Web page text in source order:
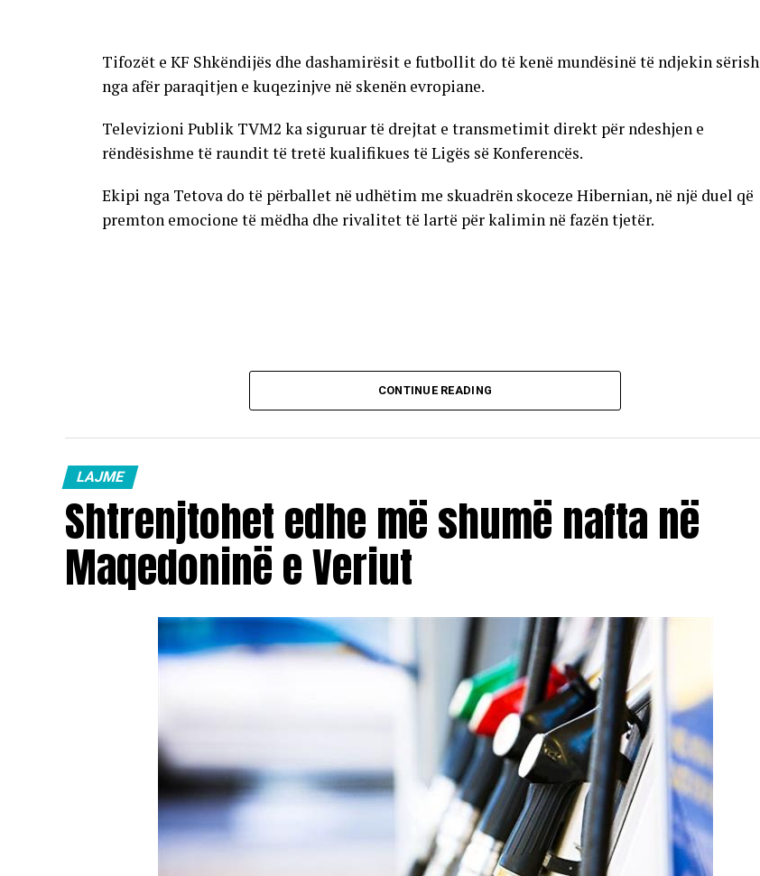
Tifozët e KF Shkëndijës dhe dashamirësit e futbollit do të kenë mundësinë të ndjekin sërish
nga afër paraqitjen e kuqezinjve në skenën evropiane.
Televizioni Publik TVM2 ka siguruar të drejtat e transmetimit direkt për ndeshjen e
rëndësishme të raundit të tretë kualifikues të Ligës së Konferencës.
Ekipi nga Tetova do të përballet në udhëtim me skuadrën skoceze Hibernian, në një duel që
premton emocione të mëdha dhe rivalitet të lartë për kalimin në fazën tjetër.
CONTINUE READING
LAJME
Shtrenjtohet edhe më shumë nafta në
Maqedoninë e Veriut